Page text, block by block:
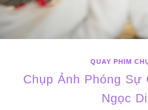
QUAY PHIM
Chụp Ảnh Phóng Sự
Ngọc